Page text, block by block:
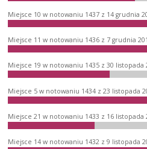
Miejsce 10 w notowaniu 1437 z 14 grudnia
Miejsce 11 w notowaniu 1436 z 7 grudnia
Miejsce 19 w notowaniu 1435 z 30
Miejsce 5 w notowaniu 1434 z 23 listopada
Miejsce 21 w notowaniu 1433 z 16
Miejsce 14 w notowaniu 1432 z 9 listopada